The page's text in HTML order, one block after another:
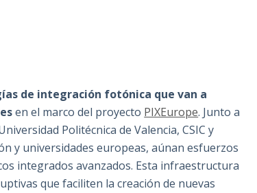
de integración fotónica que van a
en el marco del proyecto PIXEurope. Junto a
Politécnica de Valencia, CSIC y
y universidades europeas, aúnan esfuerzos
integrados avanzados. Esta infraestructura
que faciliten la creación de nuevas